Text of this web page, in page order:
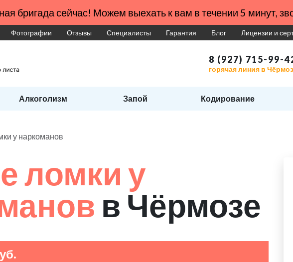
бригада сейчас! Можем выехать к вам в течении 5 минут,
Фотографии Отзывы Специалисты Гарантия Блог Лицензии и
8 (927) 715-99-
горячая линия в
Алкоголизм Запой Кодирование
у наркоманов
ломки у
в Чёрмозе